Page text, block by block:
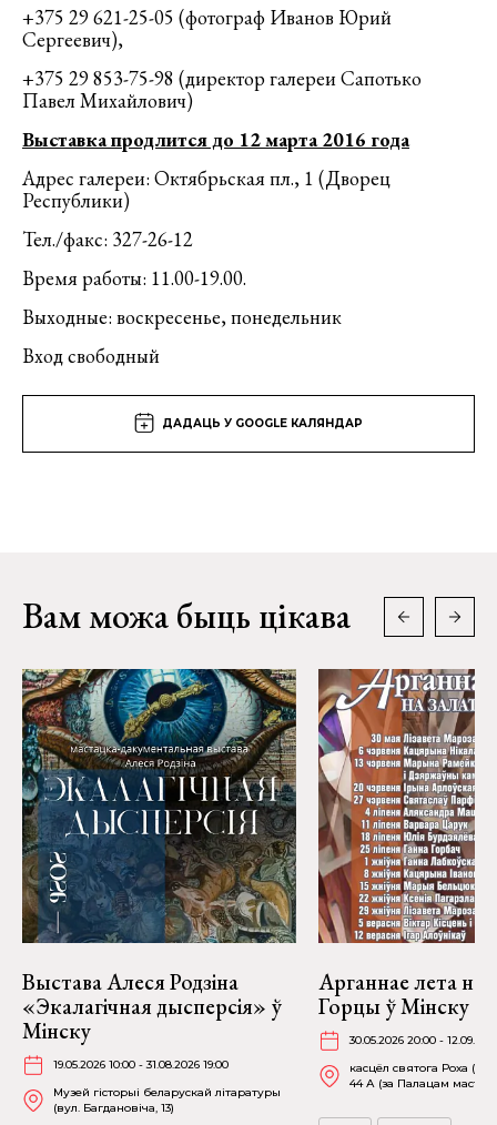
+375 29 621-25-05 (фотограф Иванов Юрий
Сергеевич),
+375 29 853-75-98 (директор галереи Сапотько
Павел Михайлович)
Выставка продлится до 12 марта 2016 года
Адрес галереи: Октябрьская пл., 1 (Дворец
Республики)
Тел./факс: 327-26-12
Время работы: 11.00-19.00.
Выходные: воскресенье, понедельник
Вход свободный
ДАДАЦЬ У GOOGLE КАЛЯНДАР
Вам можа быць цікава
Выстава Алеся Родзіна
«Экалагічная дысперсія» ў
Мінску
19.05.2026 10:00 - 31.08.2026 19:00
Музей гісторыі беларускай літаратуры
(вул. Багдановіча, 13)
Арганнае лета на
Горцы ў Мінску
30.05.2026 20:00 -
касцёл святога Роха
44 А (за Палацам